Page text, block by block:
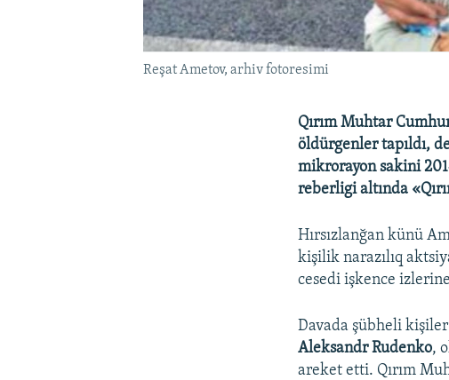
Reşat Ametov, arhiv fotoresimi
Qırım Muhtar
öldürgenler tapıldı,
mikrorayon sakini
reberligi altında
Hırsızlanğan künü
kişilik narazılıq
cesedi işkence
Davada şübheli
Aleksandr Rudenko,
areket etti. Qırım